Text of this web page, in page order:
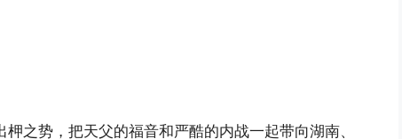
之势，把天父的福音和严酷的内战一起带向湖南、